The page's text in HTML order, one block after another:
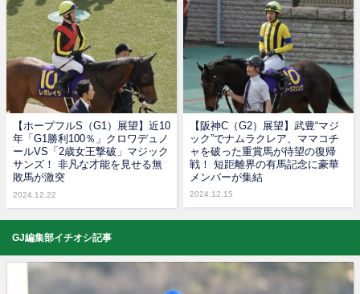
【ホープフルS（G1）展望】近10
年「G1勝利100％」クロワデュノ
ールVS「2歳女王撃破」マジック
サンズ！ 非凡な才能を見せる無
敗馬が激突
2024.12.22
【阪神C（G2）展望】武豊“マジ
ック”でナムラクレア、ママコチ
ャを破った重賞馬が待望の復帰
戦！ 短距離界の有馬記念に豪華
メンバーが集結
2024.12.15
GJ編集部イチオシ記事